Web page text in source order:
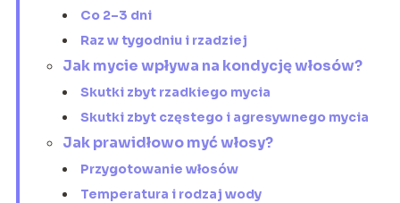
Co 2–3 dni
Raz w tygodniu i rzadziej
Jak mycie wpływa na kondycję włosów?
Skutki zbyt rzadkiego mycia
Skutki zbyt częstego i agresywnego mycia
Jak prawidłowo myć włosy?
Przygotowanie włosów
Temperatura i rodzaj wody